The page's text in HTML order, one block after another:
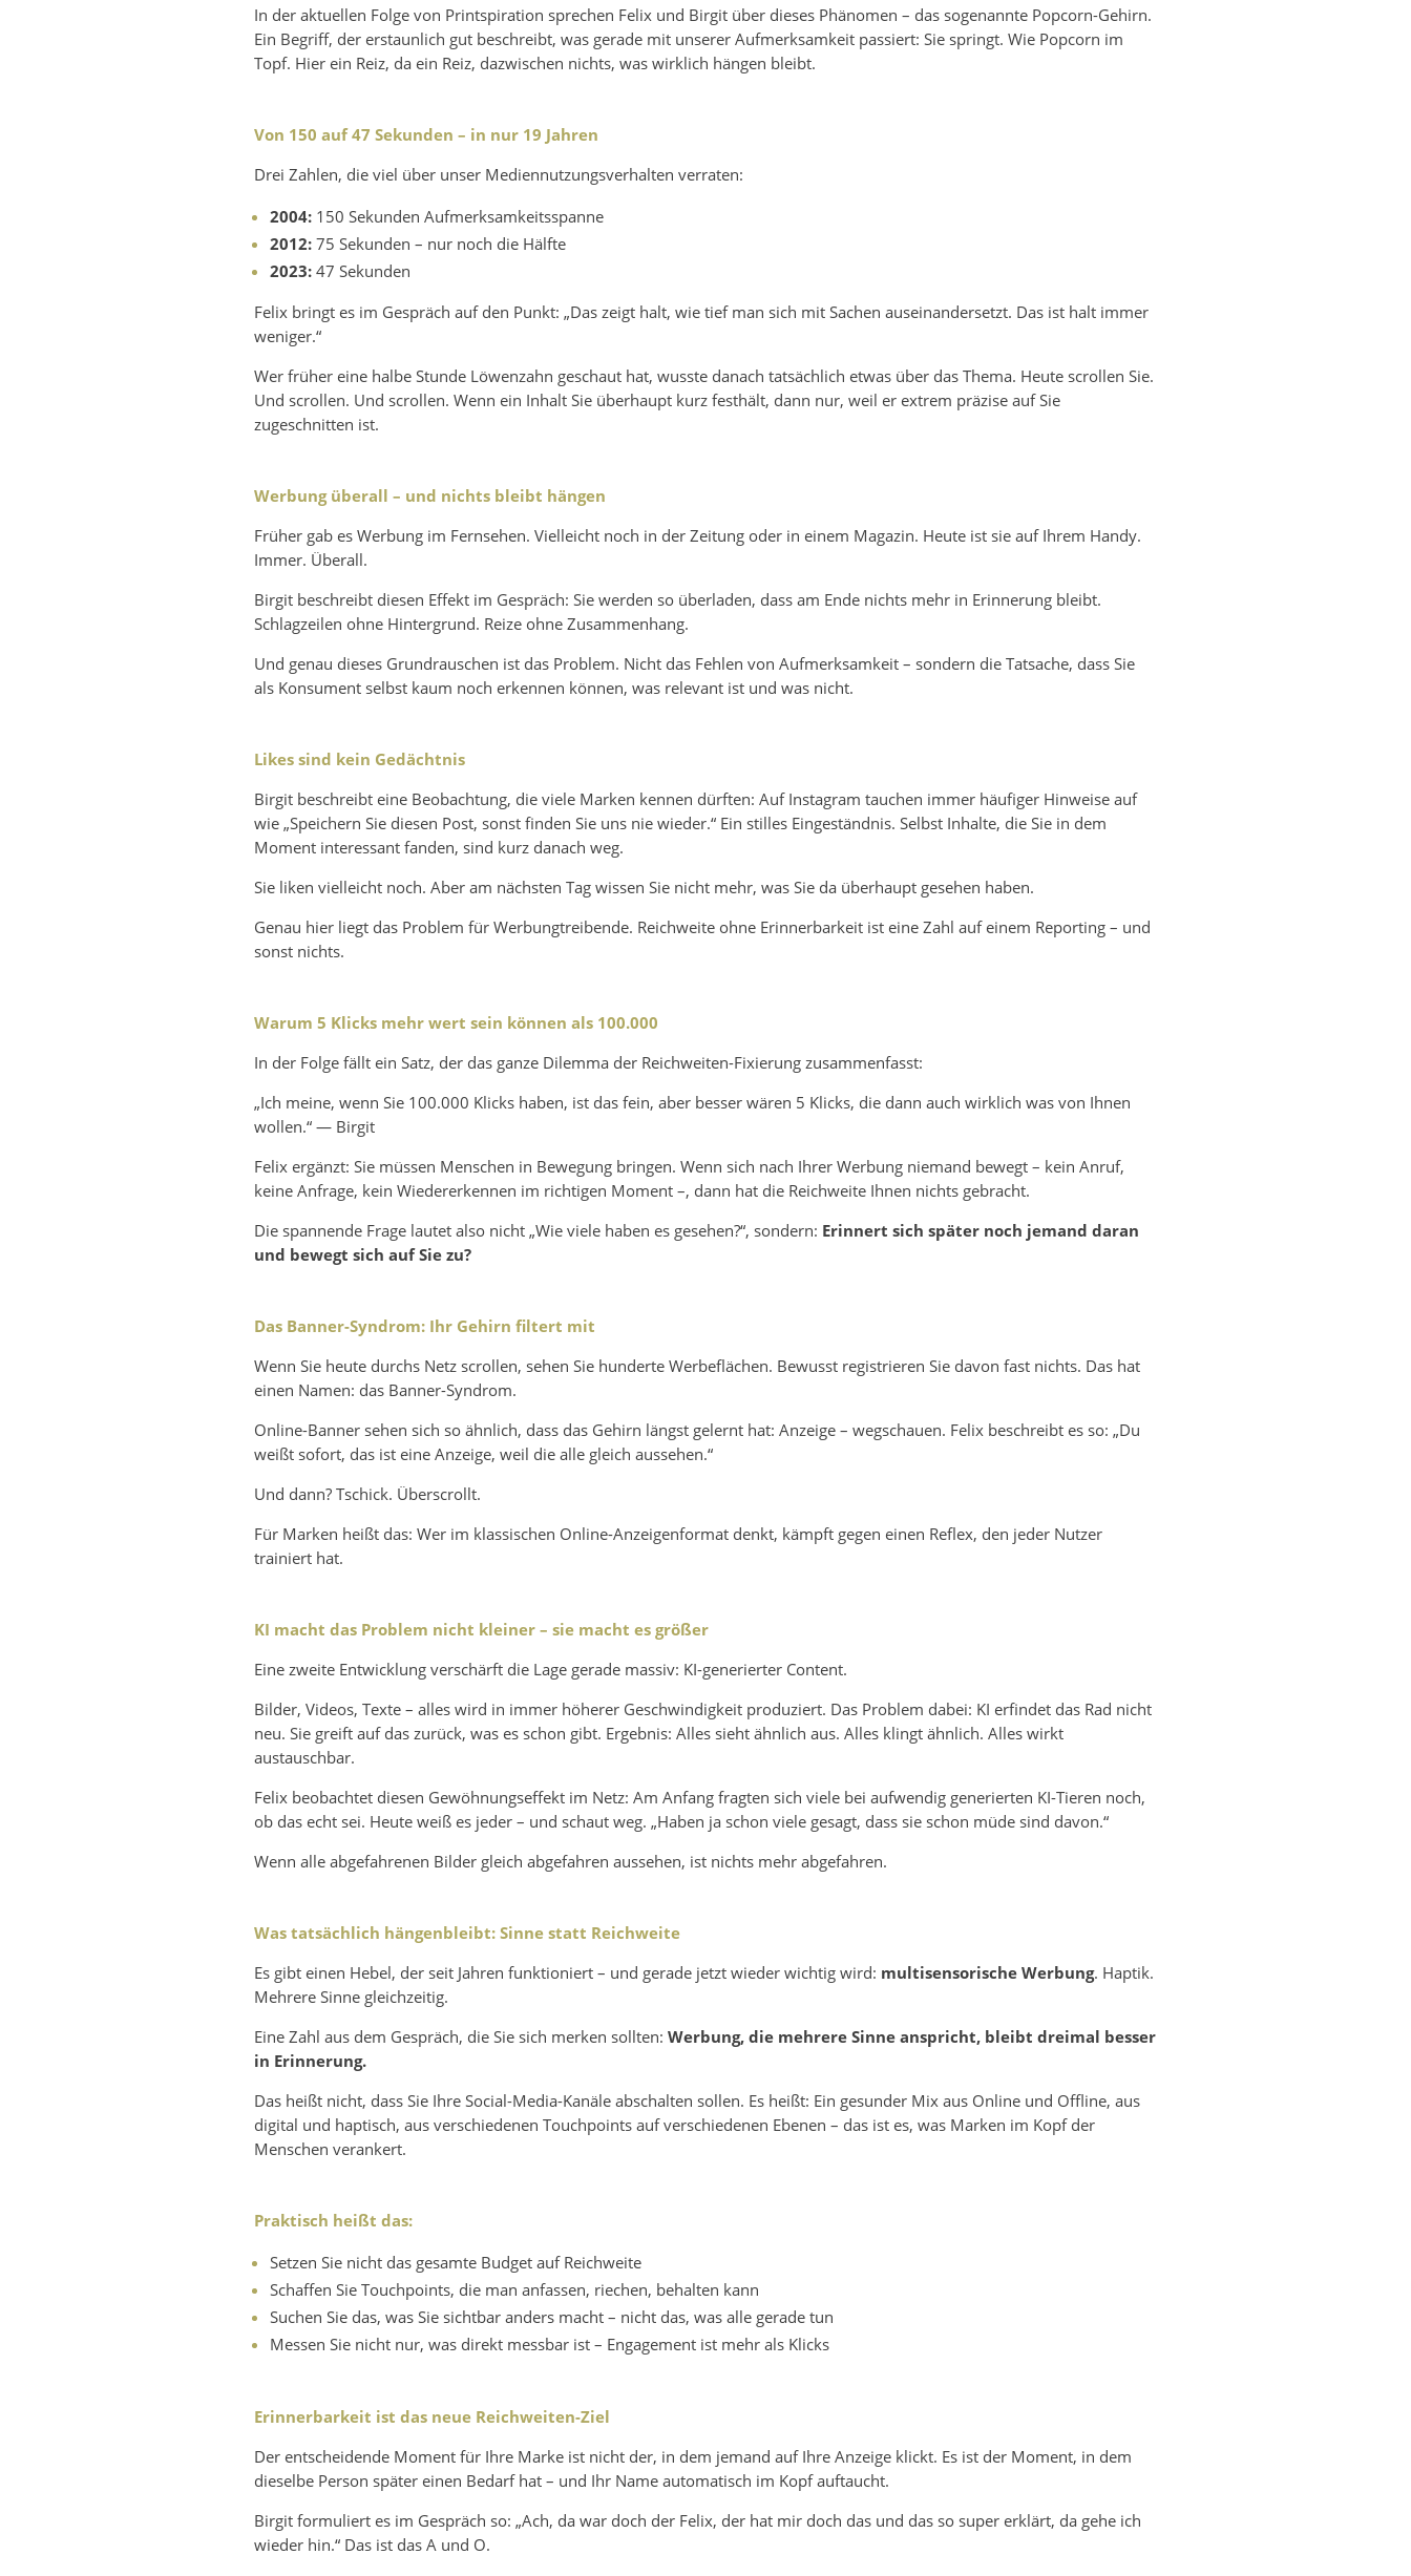
In der aktuellen Folge von Printspiration sprechen Felix und Birgit über dieses Phänomen – das sogenannte Popcorn-Gehirn.
Ein Begriff, der erstaunlich gut beschreibt, was gerade mit unserer Aufmerksamkeit passiert: Sie springt. Wie Popcorn im
Topf. Hier ein Reiz, da ein Reiz, dazwischen nichts, was wirklich hängen bleibt.
Von 150 auf 47 Sekunden – in nur 19 Jahren
Drei Zahlen, die viel über unser Mediennutzungsverhalten verraten:
2004:150 Sekunden Aufmerksamkeitsspanne
2012:75 Sekunden – nur noch die Hälfte
2023:47 Sekunden
Felix bringt es im Gespräch auf den Punkt: „Das zeigt halt, wie tief man sich mit Sachen auseinandersetzt. Das ist halt immer
weniger.“
Wer früher eine halbe Stunde Löwenzahn geschaut hat, wusste danach tatsächlich etwas über das Thema. Heute scrollen Sie.
Und scrollen. Und scrollen. Wenn ein Inhalt Sie überhaupt kurz festhält, dann nur, weil er extrem präzise auf Sie
zugeschnitten ist.
Werbung überall – und nichts bleibt hängen
Früher gab es Werbung im Fernsehen. Vielleicht noch in der Zeitung oder in einem Magazin. Heute ist sie auf Ihrem Handy.
Immer. Überall.
Birgit beschreibt diesen Effekt im Gespräch: Sie werden so überladen, dass am Ende nichts mehr in Erinnerung bleibt.
Schlagzeilen ohne Hintergrund. Reize ohne Zusammenhang.
Und genau dieses Grundrauschen ist das Problem. Nicht das Fehlen von Aufmerksamkeit – sondern die Tatsache, dass Sie
als Konsument selbst kaum noch erkennen können, was relevant ist und was nicht.
Likes sind kein Gedächtnis
Birgit beschreibt eine Beobachtung, die viele Marken kennen dürften: Auf Instagram tauchen immer häufiger Hinweise auf
wie „Speichern Sie diesen Post, sonst finden Sie uns nie wieder.“ Ein stilles Eingeständnis. Selbst Inhalte, die Sie in dem
Moment interessant fanden, sind kurz danach weg.
Sie liken vielleicht noch. Aber am nächsten Tag wissen Sie nicht mehr, was Sie da überhaupt gesehen haben.
Genau hier liegt das Problem für Werbungtreibende. Reichweite ohne Erinnerbarkeit ist eine Zahl auf einem Reporting – und
sonst nichts.
Warum 5 Klicks mehr wert sein können als 100.000
In der Folge fällt ein Satz, der das ganze Dilemma der Reichweiten-Fixierung zusammenfasst:
„Ich meine, wenn Sie 100.000 Klicks haben, ist das fein, aber besser wären 5 Klicks, die dann auch wirklich was von Ihnen
wollen.“ — Birgit
Felix ergänzt: Sie müssen Menschen in Bewegung bringen. Wenn sich nach Ihrer Werbung niemand bewegt – kein Anruf,
keine Anfrage, kein Wiedererkennen im richtigen Moment –, dann hat die Reichweite Ihnen nichts gebracht.
Die spannende Frage lautet also nicht „Wie viele haben es gesehen?“, sondern: Erinnert sich später noch jemand daran
und bewegt sich auf Sie zu?
Das Banner-Syndrom: Ihr Gehirn filtert mit
Wenn Sie heute durchs Netz scrollen, sehen Sie hunderte Werbeflächen. Bewusst registrieren Sie davon fast nichts. Das hat
einen Namen: das Banner-Syndrom.
Online-Banner sehen sich so ähnlich, dass das Gehirn längst gelernt hat: Anzeige – wegschauen. Felix beschreibt es so: „Du
weißt sofort, das ist eine Anzeige, weil die alle gleich aussehen.“
Und dann? Tschick. Überscrollt.
Für Marken heißt das: Wer im klassischen Online-Anzeigenformat denkt, kämpft gegen einen Reflex, den jeder Nutzer
trainiert hat.
KI macht das Problem nicht kleiner – sie macht es größer
Eine zweite Entwicklung verschärft die Lage gerade massiv: KI-generierter Content.
Bilder, Videos, Texte – alles wird in immer höherer Geschwindigkeit produziert. Das Problem dabei: KI erfindet das Rad nicht
neu. Sie greift auf das zurück, was es schon gibt. Ergebnis: Alles sieht ähnlich aus. Alles klingt ähnlich. Alles wirkt
austauschbar.
Felix beobachtet diesen Gewöhnungseffekt im Netz: Am Anfang fragten sich viele bei aufwendig generierten KI-Tieren noch,
ob das echt sei. Heute weiß es jeder – und schaut weg. „Haben ja schon viele gesagt, dass sie schon müde sind davon.“
Wenn alle abgefahrenen Bilder gleich abgefahren aussehen, ist nichts mehr abgefahren.
Was tatsächlich hängenbleibt: Sinne statt Reichweite
Es gibt einen Hebel, der seit Jahren funktioniert – und gerade jetzt wieder wichtig wird: multisensorische Werbung. Haptik.
Mehrere Sinne gleichzeitig.
Eine Zahl aus dem Gespräch, die Sie sich merken sollten: Werbung, die mehrere Sinne anspricht, bleibt dreimal besser
in Erinnerung.
Das heißt nicht, dass Sie Ihre Social-Media-Kanäle abschalten sollen. Es heißt: Ein gesunder Mix aus Online und Offline, aus
digital und haptisch, aus verschiedenen Touchpoints auf verschiedenen Ebenen – das ist es, was Marken im Kopf der
Menschen verankert.
Praktisch heißt das:
Setzen Sie nicht das gesamte Budget auf Reichweite
Schaffen Sie Touchpoints, die man anfassen, riechen, behalten kann
Suchen Sie das, was Sie sichtbar anders macht – nicht das, was alle gerade tun
Messen Sie nicht nur, was direkt messbar ist – Engagement ist mehr als Klicks
Erinnerbarkeit ist das neue Reichweiten-Ziel
Der entscheidende Moment für Ihre Marke ist nicht der, in dem jemand auf Ihre Anzeige klickt. Es ist der Moment, in dem
dieselbe Person später einen Bedarf hat – und Ihr Name automatisch im Kopf auftaucht.
Birgit formuliert es im Gespräch so: „Ach, da war doch der Felix, der hat mir doch das und das so super erklärt, da gehe ich
wieder hin.“ Das ist das A und O.